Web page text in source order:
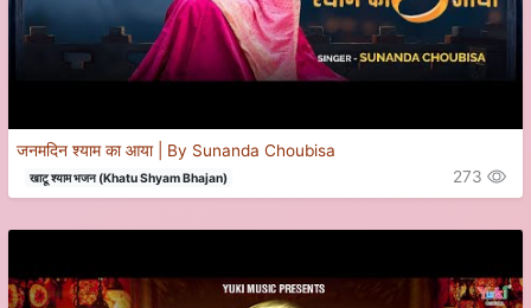
जनमदिन श्याम का आया | By Sunanda Choubisa
खाटू श्याम भजन (Khatu Shyam Bhajan) 273